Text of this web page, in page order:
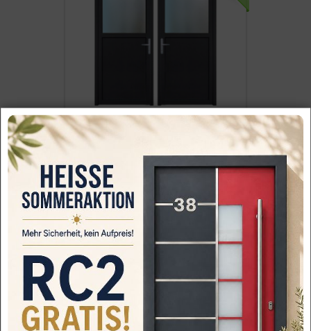
Kunststoff Haustür Light KÖMMERLING
399.84€